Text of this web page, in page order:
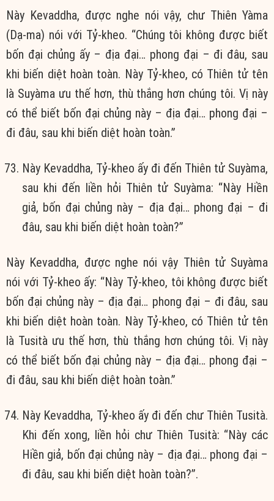
Này Kevaddha, được nghe nói vậy, chư Thiên Yàma
(Dạ-ma) nói với Tỷ-kheo. “Chúng tôi không được biết
bốn đại chủng ấy – địa đại… phong đại – đi đâu, sau
khi biến diệt hoàn toàn. Này Tỷ-kheo, có Thiên tử tên
là Suyàma ưu thế hơn, thù thắng hơn chúng tôi. Vị này
có thể biết bốn đại chủng này – địa đại… phong đại –
đi đâu, sau khi biến diệt hoàn toàn.”
Này Kevaddha, Tỷ-kheo ấy đi đến Thiên tử Suyàma,
sau khi đến liền hỏi Thiên tử Suyàma: “Này Hiền
giả, bốn đại chủng này – địa đại… phong đại – đi
đâu, sau khi biến diệt hoàn toàn?”
Này Kevaddha, được nghe nói vậy Thiên tử Suyàma
nói với Tỷ-kheo ấy: “Này Tỷ-kheo, tôi không được biết
bốn đại chủng này – địa đại… phong đại – đi đâu, sau
khi biến diệt hoàn toàn. Này Tỷ-kheo, có Thiên tử tên
là Tusità ưu thế hơn, thù thắng hơn chúng tôi. Vị này
có thể biết bốn đại chủng này – địa đại… phong đại –
đi đâu, sau khi biến diệt hoàn toàn.”
Này Kevaddha, Tỷ-kheo ấy đi đến chư Thiên Tusità.
Khi đến xong, liền hỏi chư Thiên Tusità: “Này các
Hiền giả, bốn đại chủng này – địa đại… phong đại –
đi đâu, sau khi biến diệt hoàn toàn?”.